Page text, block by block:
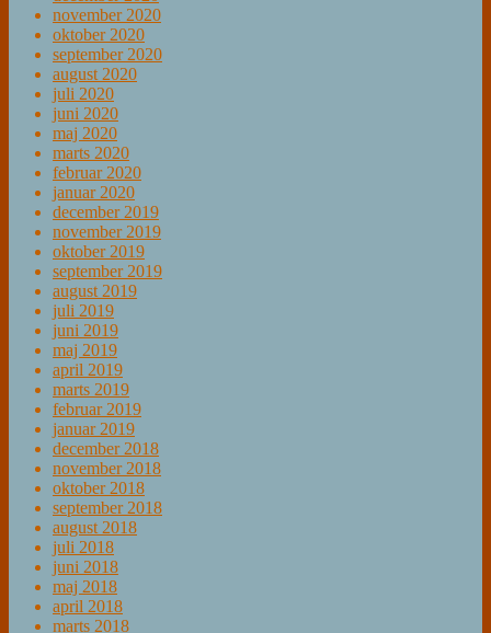
november 2020
oktober 2020
september 2020
august 2020
juli 2020
juni 2020
maj 2020
marts 2020
februar 2020
januar 2020
december 2019
november 2019
oktober 2019
september 2019
august 2019
juli 2019
juni 2019
maj 2019
april 2019
marts 2019
februar 2019
januar 2019
december 2018
november 2018
oktober 2018
september 2018
august 2018
juli 2018
juni 2018
maj 2018
april 2018
marts 2018